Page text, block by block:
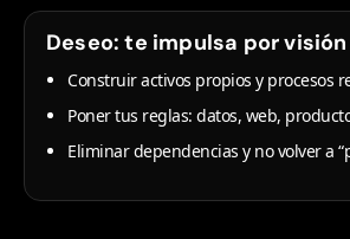
Deseo: te impulsa por visión
Construir activos propios y procesos
Poner tus reglas: datos, web,
Eliminar dependencias y no volver a